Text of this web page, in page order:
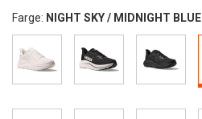
Farge: NIGHT SKY / MIDNIGHT BLUE